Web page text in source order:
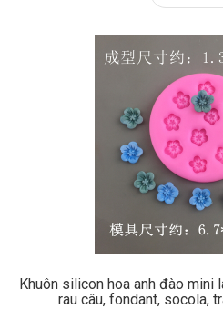
Khuôn silicon hoa anh đào mini
rau câu, fondant, socola,